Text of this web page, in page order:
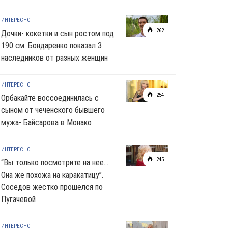
262
ИНТЕРЕСНО
Дочки- кокетки и сын ростом под
190 см. Бондаренко показал 3
наследников от разных женщин
254
ИНТЕРЕСНО
Орбакайте воссоединилась с
сыном от чеченского бывшего
мужа- Байсарова в Монако
245
ИНТЕРЕСНО
“Вы только посмотрите на нее…
Она же похожа на каракатицу”.
Соседов жестко прошелся по
Пугачевой
ИНТЕРЕСНО